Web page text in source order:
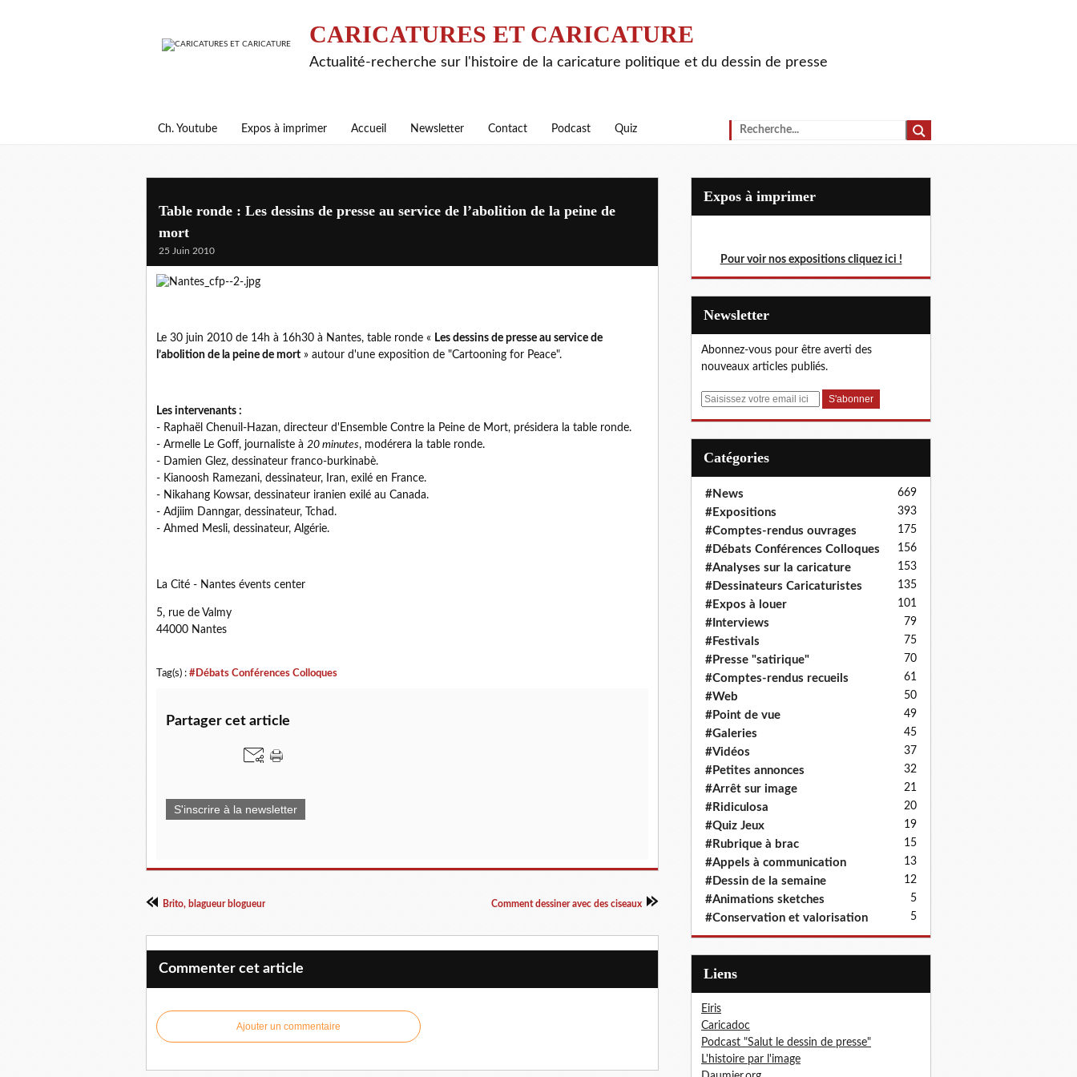
CARICATURES ET CARICATURE
Actualité-recherche sur l'histoire de la caricature politique et du dessin de presse
Ch. Youtube Expos à imprimer Accueil Newsletter Contact Podcast Quiz
Table ronde : Les dessins de presse au service de l’abolition de la peine de
mort
25 Juin 2010
Le 30 juin 2010 de 14h à 16h30 à Nantes, table ronde « Les dessins de presse au service de
l’abolition de la peine de mort » autour d'une exposition de "Cartooning for Peace".
Les intervenants :
- Raphaël Chenuil-Hazan, directeur d'Ensemble Contre la Peine de Mort, présidera la table ronde.
- Armelle Le Goff, journaliste à 20 minutes, modérera la table ronde.
- Damien Glez, dessinateur franco-burkinabè.
- Kianoosh Ramezani, dessinateur, Iran, exilé en France.
- Nikahang Kowsar, dessinateur iranien exilé au Canada.
- Adjiim Danngar, dessinateur, Tchad.
- Ahmed Mesli, dessinateur, Algérie.
La Cité - Nantes évents center
5, rue de Valmy
44000 Nantes
Tag(s) : #Débats Conférences Colloques
Partager cet article
S'inscrire à la newsletter
Brito, blagueur blogueur Comment dessiner avec des ciseaux
Commenter cet article
Ajouter un commentaire
Expos à imprimer
Pour voir nos expositions cliquez ici !
Newsletter
Abonnez-vous pour être averti des
nouveaux articles publiés.
E
Catégories
#News 669
#Expositions 393
#Comptes-rendus ouvrages 175
#Débats Conférences Colloques 156
#Analyses sur la caricature 153
#Dessinateurs Caricaturistes 135
#Expos à louer 101
#Interviews 79
#Festivals 75
#Presse "satirique" 70
#Comptes-rendus recueils 61
#Web 50
#Point de vue 49
#Galeries 45
#Vidéos 37
#Petites annonces 32
#Arrêt sur image 21
#Ridiculosa 20
#Quiz Jeux 19
#Rubrique à brac 15
#Appels à communication 13
#Dessin de la semaine 12
#Animations sketches 5
#Conservation et valorisation 5
Liens
Eiris
Caricadoc
Podcast "Salut le dessin de presse"
L'histoire par l'image